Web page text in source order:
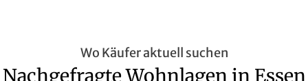
Wo Käufer aktuell suchen
Nachgefragte Wohnlagen in Essen